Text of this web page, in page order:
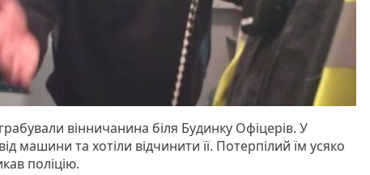
вінничанина біля Будинку Офіцерів. У
машини та хотіли відчинити її. Потерпілий їм усяко
поліцію.